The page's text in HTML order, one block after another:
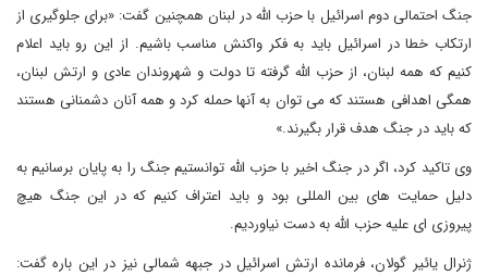
جنگ احتمالی دوم اسرائیل با حزب الله در لبنان همچنین گفت: «برای جلوگیری از
ارتکاب خطا در اسرائیل باید به فکر واکنش مناسب باشیم. از این رو باید اعلام
کنیم که همه لبنان، از حزب الله گرفته تا دولت و شهروندان عادی و ارتش لبنان،
همگی اهدافی هستند که می توان به آنها حمله کرد و همه آنان دشمنانی هستند
که باید در جنگ هدف قرار بگیرند.»
وی تاکید کرد، اگر در جنگ اخیر با حزب الله توانستیم جنگ را به پایان برسانیم به
دلیل حمایت های بین المللی بود و باید اعتراف کنیم که در این جنگ هیچ
پیروزی ای علیه حزب الله به دست نیاوردیم.
ژنرال یائیر گولان، فرمانده ارتش اسرائیل در جبهه شمالی نیز در این باره گفت: